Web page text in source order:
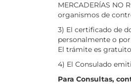
MERCADERÍAS NO
organismos de
3) El certificado de
personalmente o
El trámite es
4) El Consulado
Para Consultas,